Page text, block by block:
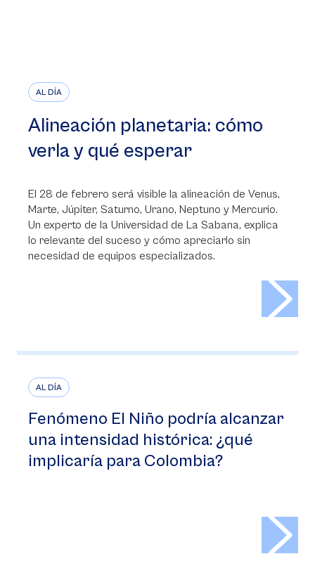
AL DÍA
Alineación planetaria: cómo
verla y qué esperar
El 28 de febrero será visible la alineación de Venus,
Marte, Júpiter, Saturno, Urano, Neptuno y Mercurio.
Un experto de la Universidad de La Sabana, explica
lo relevante del suceso y cómo apreciarlo sin
necesidad de equipos especializados.
AL DÍA
Fenómeno El Niño podría alcanzar
una intensidad histórica: ¿qué
implicaría para Colombia?